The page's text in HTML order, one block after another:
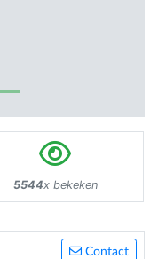
5544x bekeken
Contact